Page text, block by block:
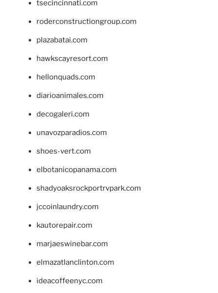
tsecincinnati.com
roderconstructiongroup.com
plazabatai.com
hawkscayresort.com
hellonquads.com
diarioanimales.com
decogaleri.com
unavozparadios.com
shoes-vert.com
elbotanicopanama.com
shadyoaksrockportrvpark.com
jccoinlaundry.com
kautorepair.com
marjaeswinebar.com
elmazatlanclinton.com
ideacoffeenyc.com